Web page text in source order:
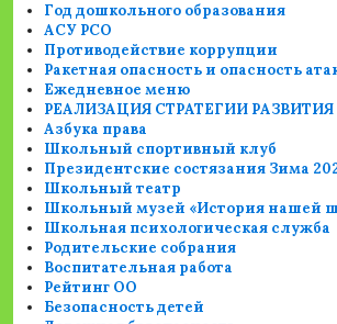
Год дошкольного образования
АСУ РСО
Противодействие коррупции
Ракетная опасность и опасность
Ежедневное меню
РЕАЛИЗАЦИЯ СТРАТЕГИИ
Азбука права
Школьный спортивный клуб
Президентские состязания Зима
Школьный театр
Школьный музей «История нашей
Школьная психологическая служба
Родительские собрания
Воспитательная работа
Рейтинг ОО
Безопасность детей